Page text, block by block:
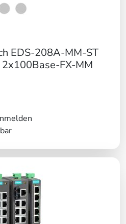
EDS-208A-MM-ST
FX-MM